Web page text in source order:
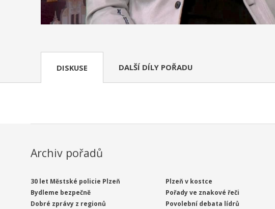
DISKUSE DALŠÍ DÍLY POŘADU
Archiv pořadů
30 let Městské policie Plzeň
Bydleme bezpečně
Dobré zprávy z regionů
Plzeň v kostce
Pořady ve znakové řeči
Povolební debata lídrů